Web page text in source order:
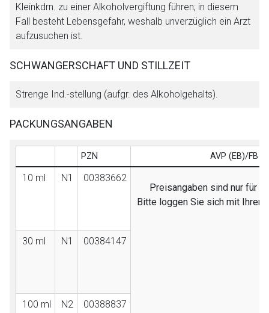
Kleinkdrn. zu einer Alkoholvergiftung führen; in diesem
Fall besteht Lebensgefahr, weshalb unverzüglich ein Arzt
aufzusuchen ist.
SCHWANGERSCHAFT UND STILLZEIT
Strenge Ind.-stellung (aufgr. des Alkoholgehalts).
PACKUNGSANGABEN
PZN AVP (EB)/FB
10 ml N1
00383662
Preisangaben sind nur für
Bitte loggen Sie sich mit Ihrem
30 ml N1 00384147
100 ml N2 00388837